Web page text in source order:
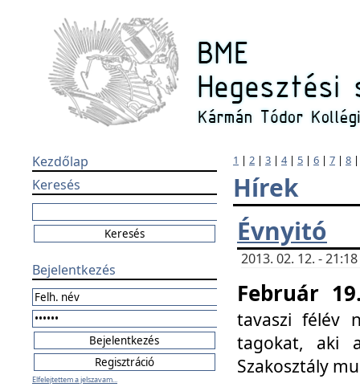
Kezdőlap
Keresés
Bejelentkezés
Elfelejtettem a jelszavam...
1 | 2 | 3 | 4| 5 | 6 | 7 | 8
Hírek
Évnyitó
2013. 02. 12. -
Február
tavaszi félév
tagokat, aki
Szakosztály